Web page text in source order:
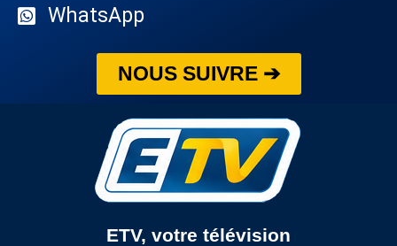
WhatsApp
NOUS SUIVRE ➔
ETV, votre télévision